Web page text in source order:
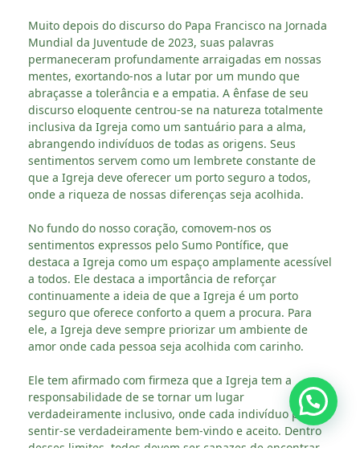
Muito depois do discurso do Papa Francisco na Jornada
Mundial da Juventude de 2023, suas palavras
permaneceram profundamente arraigadas em nossas
mentes, exortando-nos a lutar por um mundo que
abraçasse a tolerância e a empatia. A ênfase de seu
discurso eloquente centrou-se na natureza totalmente
inclusiva da Igreja como um santuário para a alma,
abrangendo indivíduos de todas as origens. Seus
sentimentos servem como um lembrete constante de
que a Igreja deve oferecer um porto seguro a todos,
onde a riqueza de nossas diferenças seja acolhida.
No fundo do nosso coração, comovem-nos os
sentimentos expressos pelo Sumo Pontífice, que
destaca a Igreja como um espaço amplamente acessível
a todos. Ele destaca a importância de reforçar
continuamente a ideia de que a Igreja é um porto
seguro que oferece conforto a quem a procura. Para
ele, a Igreja deve sempre priorizar um ambiente de
amor onde cada pessoa seja acolhida com carinho.
Ele tem afirmado com firmeza que a Igreja tem a
responsabilidade de se tornar um lugar
verdadeiramente inclusivo, onde cada indivíduo possa
sentir-se verdadeiramente bem-vindo e aceito. Dentro
desses limites, todos devem ser capazes de encontrar